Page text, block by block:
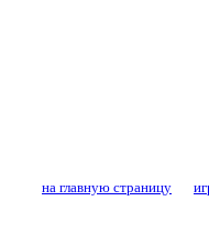
на главную страницу